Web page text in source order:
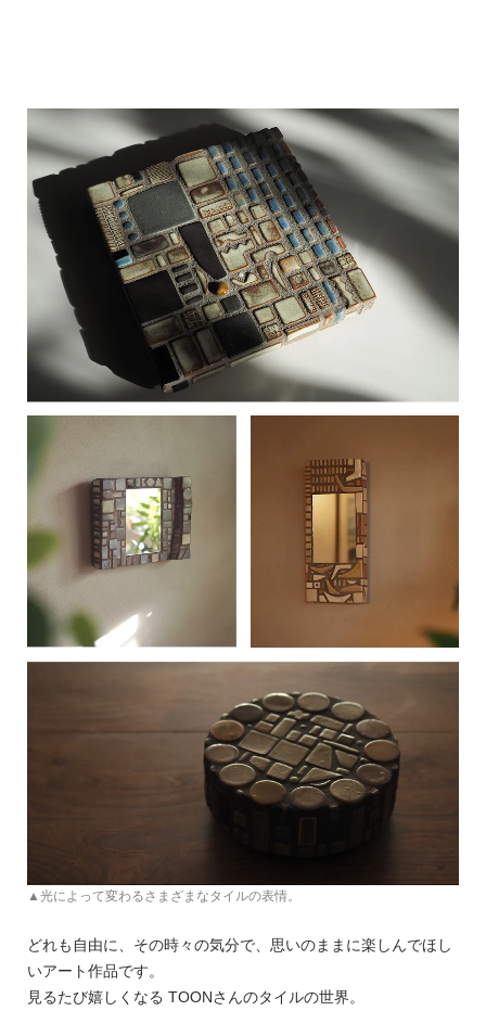
▲光によって変わるさまざまなタイルの表情。
どれも自由に、その時々の気分で、思いのままに楽しんでほし
いアート作品です。
見るたび嬉しくなる TOONさんのタイルの世界。